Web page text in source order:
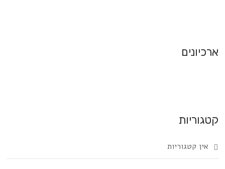
ארכיונים
קטגוריות
אין קטגוריות